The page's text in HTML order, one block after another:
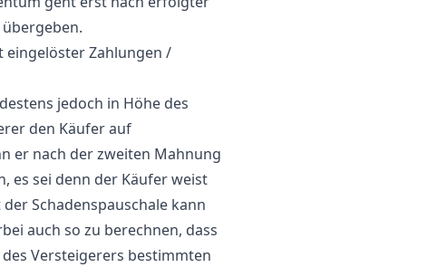
Zahlungen /
jedoch in Höhe des
den Käufer auf
er nach der zweiten Mahnung
es sei denn der Käufer weist
Schadenspauschale kann
auch so zu berechnen, dass
Versteigerers bestimmten